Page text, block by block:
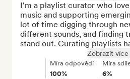
I'm a playlist curator who
music and supporting
lot of time digging through
different sounds, and finding
stand out. Curating playlists
Zobrazit více
Míra odpovědí
100%
Míra
6%